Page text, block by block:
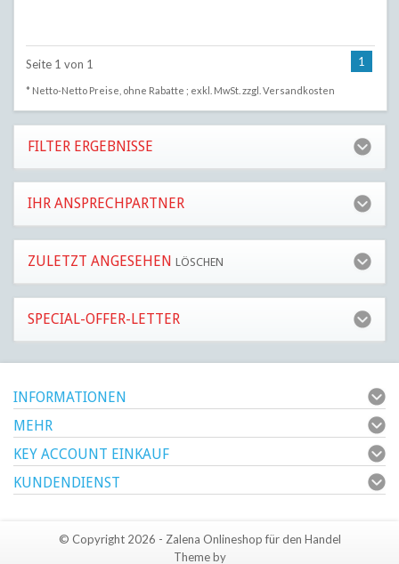
Seite 1 von 1 1
* Netto-Netto Preise, ohne Rabatte ; exkl. MwSt. zzgl. Versandkosten
FILTER ERGEBNISSE
IHR ANSPRECHPARTNER
ZULETZT ANGESEHEN LÖSCHEN
SPECIAL-OFFER-LETTER
INFORMATIONEN
MEHR
KEY ACCOUNT EINKAUF
KUNDENDIENST
© Copyright 2026 - Zalena Onlineshop für den Handel
Theme by